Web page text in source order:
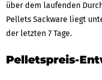
über dem laufenden
Pellets Sackware liegt
der letzten 7 Tage.
Pelletspreis-